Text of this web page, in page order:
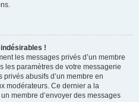
!
les messages privés d’un membre
les paramètres de votre messagerie
abusifs d’un membre en
modérateurs. Ce dernier a la
membre d’envoyer des messages